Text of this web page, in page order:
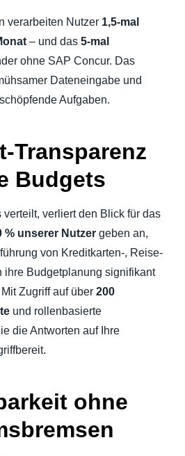
verarbeiten Nutzer 1,5-mal
– und das 5-mal
ohne SAP Concur. Das
Dateneingabe und
Aufgaben.
Transparenz
Budgets
verliert den Blick für das
% unserer Nutzer geben an,
von Kreditkarten-, Reise-
ihre Budgetplanung signifikant
Zugriff auf über 200
und rollenbasierte
die Antworten auf Ihre
ohne